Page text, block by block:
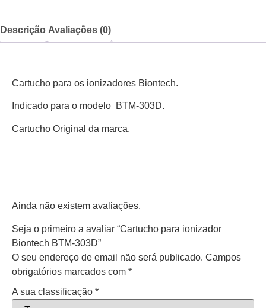
Descrição Avaliações (0)
Cartucho para os ionizadores Biontech.
Indicado para o modelo BTM-303D.
Cartucho Original da marca.
Ainda não existem avaliações.
Seja o primeiro a avaliar “Cartucho para ionizador
Biontech BTM-303D”
O seu endereço de email não será publicado. Campos
obrigatórios marcados com *
A sua classificação *